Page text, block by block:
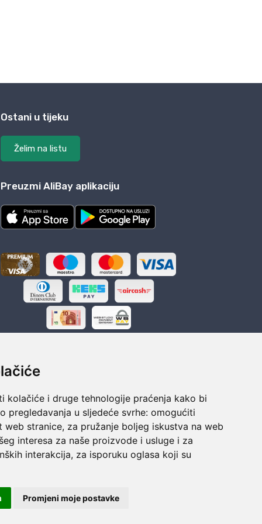
kolačiće i druge tehnologije praćenja kako bi
pregledavanja u sljedeće svrhe: omogućiti
web stranice, za pružanje boljeg iskustva na web
interesa za naše proizvode i usluge i za
interakcija, za isporuku oglasa koji su
Promjeni moje postavke
Ostani u tijeku
Želim na listu
Preuzmi AliBay aplikaciju
Sigurno obročno plaćanje
Do 24 rata bez kamata